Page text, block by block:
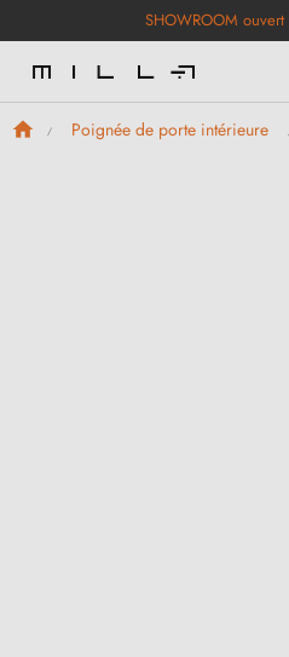
SHOWROOM ouvert
Poignée de porte intérieure